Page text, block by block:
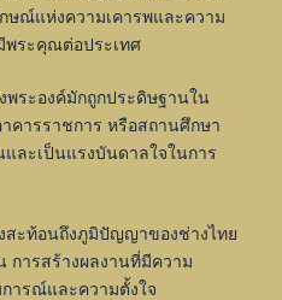
ษณ์แห่งความเคารพและความ
พระคุณต่อประเทศ
ระองค์มักถูกประดิษฐานใน
คารราชการ หรือสถานศึกษา
ละเป็นแรงบันดาลใจในการ
สะท้อนถึงภูมิปัญญาของช่างไทย
ารสร้างผลงานที่มีความ
การณ์และความตั้งใจ